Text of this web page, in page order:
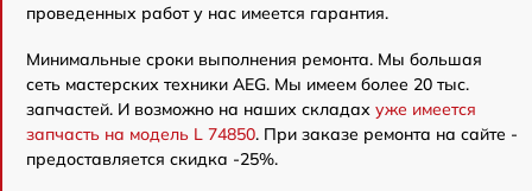
проведенных работ у нас имеется гарантия.
Минимальные сроки выполнения ремонта. Мы большая
сеть мастерских техники AEG. Мы имеем более 20 тыс.
запчастей. И возможно на наших складах уже имеется
запчасть на модель L 74850. При заказе ремонта на сайте -
предоставляется скидка -25%.